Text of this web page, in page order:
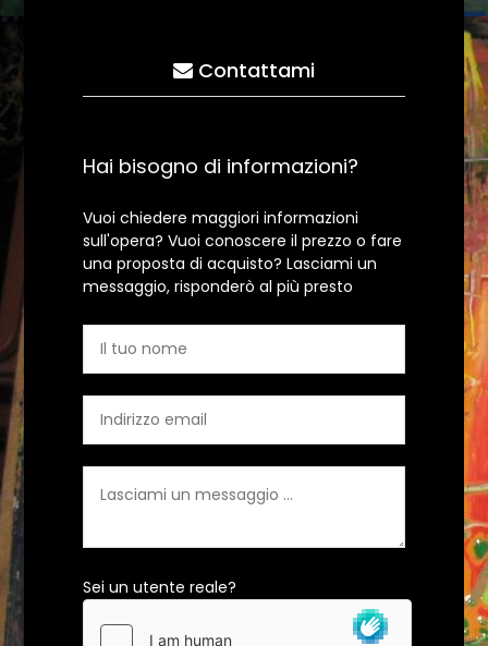
Contattami
Hai bisogno di informazioni?
Vuoi chiedere maggiori informazioni
sull'opera? Vuoi conoscere il prezzo o fare
una proposta di acquisto? Lasciami un
messaggio, risponderò al più presto
Sei un utente reale?